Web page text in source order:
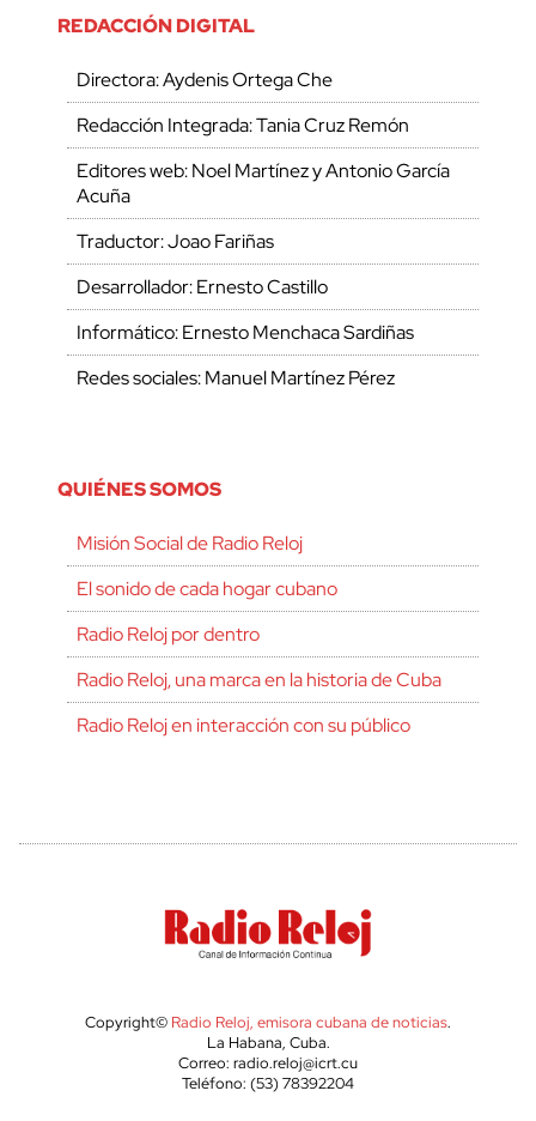
REDACCIÓN DIGITAL
Directora: Aydenis Ortega Che
Redacción Integrada: Tania Cruz Remón
Editores web: Noel Martínez y Antonio García
Acuña
Traductor: Joao Fariñas
Desarrollador: Ernesto Castillo
Informático: Ernesto Menchaca Sardiñas
Redes sociales: Manuel Martínez Pérez
QUIÉNES SOMOS
Misión Social de Radio Reloj
El sonido de cada hogar cubano
Radio Reloj por dentro
Radio Reloj, una marca en la historia de Cuba
Radio Reloj en interacción con su público
Copyright© Radio Reloj, emisora cubana de noticias.
La Habana, Cuba.
Correo: radio.reloj@icrt.cu
Teléfono: (53) 78392204